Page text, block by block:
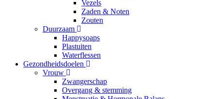
Vezels
Zaden & Noten
Zouten
Duurzaam
Happysoaps
Plastuiten
Waterflessen
Gezondheidsdoelen
Vrouw
Zwangerschap
Overgang & stemming